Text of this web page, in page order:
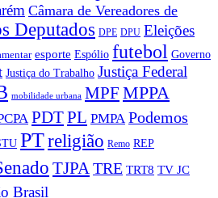
Câmara de Vereadores de
Deputados DPE DPU Eleições
esporte Espólio futebol Governo
Justiça do Trabalho Justiça Federal
mobilidade urbana MPF MPPA
PDTPL PMPA Podemos
PTreligião Remo REP
TJPA TRE TRT8 TV JC
Brasil